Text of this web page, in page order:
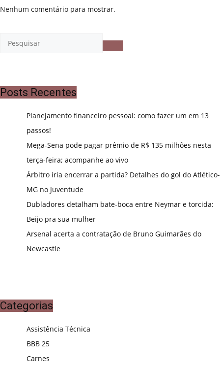
Nenhum comentário para mostrar.
Posts Recentes
Planejamento financeiro pessoal: como fazer um em 13
passos!
Mega-Sena pode pagar prêmio de R$ 135 milhões nesta
terça-feira; acompanhe ao vivo
Árbitro iria encerrar a partida? Detalhes do gol do Atlético-
MG no Juventude
Dubladores detalham bate-boca entre Neymar e torcida:
Beijo pra sua mulher
Arsenal acerta a contratação de Bruno Guimarães do
Newcastle
Categorias
Assistência Técnica
BBB 25
Carnes